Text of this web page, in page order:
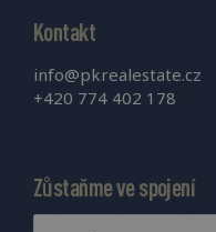
Kontakt
info@pkrealestate.cz
+420 774 402 178
Zůstaňme ve spojení